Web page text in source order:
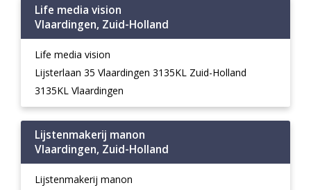
Life media vision
Vlaardingen, Zuid-Holland
Life media vision
Lijsterlaan 35 Vlaardingen 3135KL Zuid-Holland
3135KL Vlaardingen
Lijstenmakerij manon
Vlaardingen, Zuid-Holland
Lijstenmakerij manon